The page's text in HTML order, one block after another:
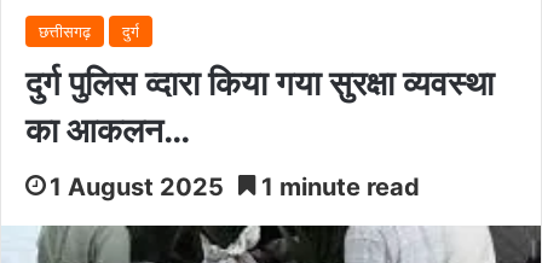
छत्तीसगढ़ दुर्ग
दुर्ग पुलिस व्दारा किया गया सुरक्षा व्यवस्था
का आकलन…
1 August 2025 1 minute read